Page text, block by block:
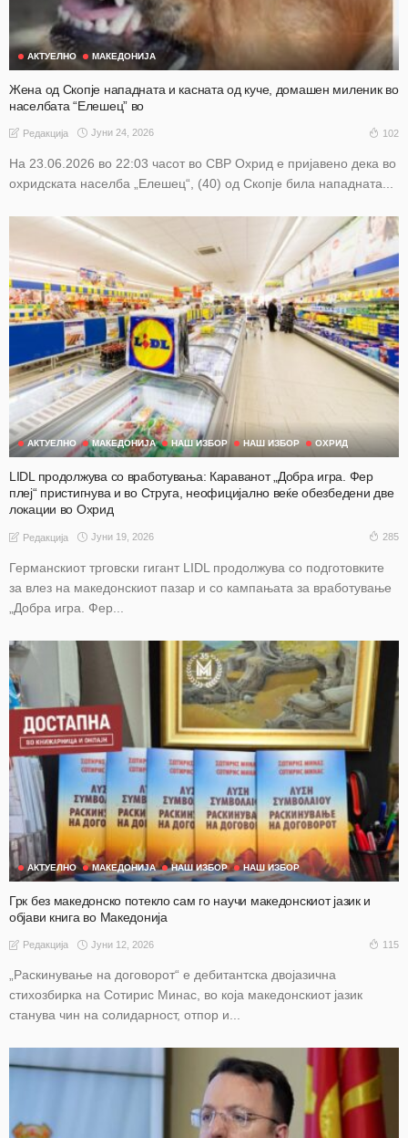
АКТУЕЛНО МАКЕДОНИЈА
Жена од Скопје нападната и касната од куче, домашен миленик во
населбата “Елешец” во
Редакција Јуни 24, 2026 102
На 23.06.2026 во 22:03 часот во СВР Охрид е пријавено дека во
охридската населба „Елешец“, (40) од Скопје била нападната...
АКТУЕЛНО МАКЕДОНИЈА НАШ ИЗБОР НАШ ИЗБОР ОХРИД
LIDL продолжува со вработувања: Караванот „Добра игра. Фер
плеј“ пристигнува и во Струга, неофицијално веќе обезбедени две
локации во Охрид
Редакција Јуни 19, 2026 285
Германскиот трговски гигант LIDL продолжува со подготовките
за влез на македонскиот пазар и со кампањата за вработување
„Добра игра. Фер...
АКТУЕЛНО МАКЕДОНИЈА НАШ ИЗБОР НАШ ИЗБОР
Грк без македонско потекло сам го научи македонскиот јазик и
објави книга во Македонија
Редакција Јуни 12, 2026 115
„Раскинување на договорот“ е дебитантска двојазична
стихозбирка на Сотирис Минас, во која македонскиот јазик
станува чин на солидарност, отпор и...